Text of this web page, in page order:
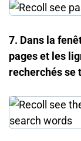
7. Dans la
pages et les
recherchés se